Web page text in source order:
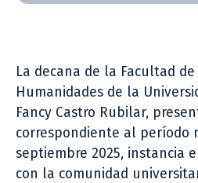
La decana de la Facultad
Humanidades de la
Fancy Castro Rubilar,
correspondiente al período
septiembre 2025, instancia
con la comunidad